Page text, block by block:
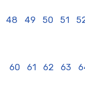
48 49 50 51
60 61 62 63